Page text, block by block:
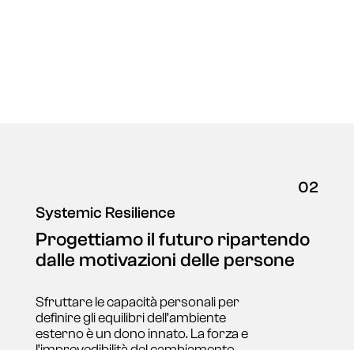
02
Systemic Resilience
Progettiamo il futuro ripartendo
dalle motivazioni delle persone
Sfruttare le capacità personali per
definire gli equilibri dell’ambiente
esterno è un dono innato. La forza e